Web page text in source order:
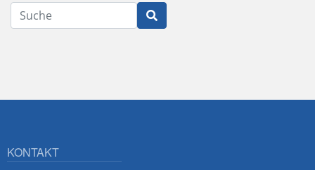
Innsbruck
Suche
KONTAKT